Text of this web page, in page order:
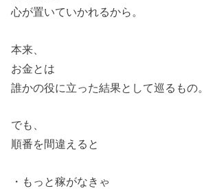
心が置いていかれるから。
本来、
お金とは
誰かの役に立った結果として巡るもの。
でも、
順番を間違えると
・もっと稼がなきゃ